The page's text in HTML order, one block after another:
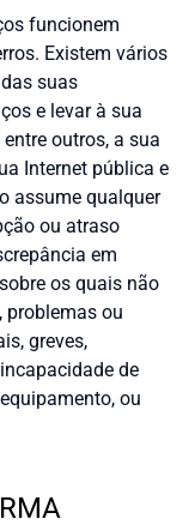
funcionem
Existem vários
suas
e levar à sua
outros, a sua
Internet pública e
assume qualquer
ou atraso
em
os quais não
problemas ou
greves,
de
ou